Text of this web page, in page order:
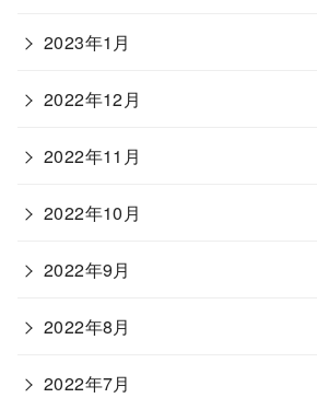
2023年1月
2022年12月
2022年11月
2022年10月
2022年9月
2022年8月
2022年7月